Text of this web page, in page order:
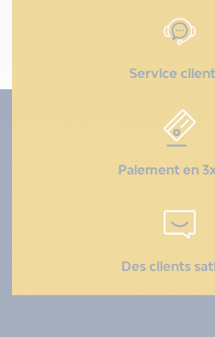
Service
Paiement en
Des clients